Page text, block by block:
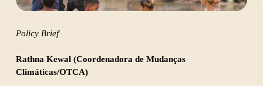
Policy Brief
Rathna Kewal (Coordenadora de Mudanças
Climáticas/OTCA)